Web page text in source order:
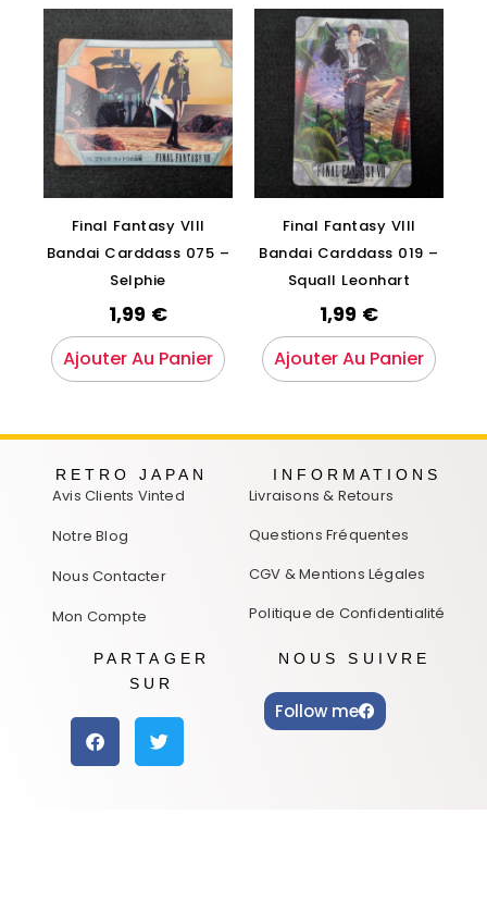
Final Fantasy VIII
Bandai Carddass 075 –
Selphie
1,99 €
Ajouter Au Panier
Final Fantasy VIII
Bandai Carddass 019 –
Squall Leonhart
1,99 €
Ajouter Au Panier
RETRO JAPAN
Avis Clients Vinted
Notre Blog
Nous Contacter
Mon Compte
INFORMATIONS
Livraisons & Retours
Questions Fréquentes
CGV & Mentions Légales
Politique de Confidentialité
PARTAGER
SUR
NOUS SUIVRE
Follow me